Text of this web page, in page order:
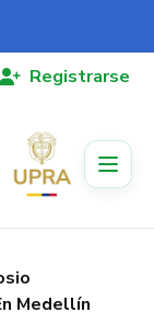
Registrarse
Medellín